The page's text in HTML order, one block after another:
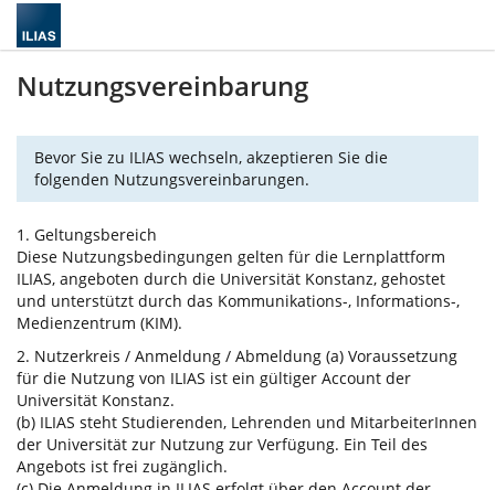
Nutzungsvereinbarung
Bevor Sie zu ILIAS wechseln, akzeptieren Sie die
folgenden Nutzungsvereinbarungen.
1. Geltungsbereich
Diese Nutzungsbedingungen gelten für die Lernplattform
ILIAS, angeboten durch die Universität Konstanz, gehostet
und unterstützt durch das Kommunikations-, Informations-,
Medienzentrum (KIM).
2. Nutzerkreis / Anmeldung / Abmeldung (a) Voraussetzung
für die Nutzung von ILIAS ist ein gültiger Account der
Universität Konstanz.
(b) ILIAS steht Studierenden, Lehrenden und MitarbeiterInnen
der Universität zur Nutzung zur Verfügung. Ein Teil des
Angebots ist frei zugänglich.